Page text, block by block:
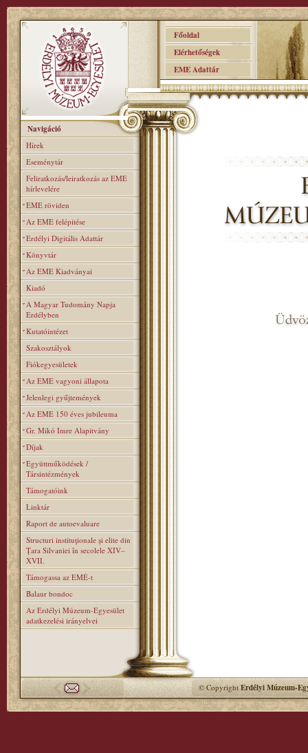
Főoldal
Elérhetőségek
EME Adattár
Navigáció
Hírek
Eseménytár
Feliratkozás/leiratkozás az EME
hírlevelére
EME röviden
Az EME felépitése
Erdélyi Digitális Adattár
Könyvtár
Az EME Kiadványai
Kiadó
A Magyar Tudomány Napja
Erdélyben
Kutatóintézet
Szakosztályok
Fiókegyesületek
Az EME vagyoni állapota
Jelenlegi gyűjtemények
Az EME 150 éves jubileuma
Gr. Mikó Imre Alapitvány
Díjak
Együttműködések /
Társintézmények
Támogatóink
Linktár
Raport de autoevaluare
Structuri instituţionale şi elite din
Ţara Silvaniei în secolele XIV–
XVII.
Támogassa az EMÉ-t
Balaur bondoc
Az Erdélyi Múzeum-Egyesület
adatkezelési irányelvei
© CopyrightErdélyi Múzeum-